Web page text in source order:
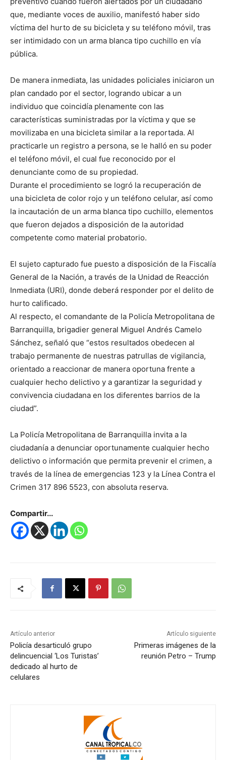
que, mediante voces de auxilio, manifestó haber sido
víctima del hurto de su bicicleta y su teléfono móvil, tras
ser intimidado con un arma blanca tipo cuchillo en vía
pública.
De manera inmediata, las unidades policiales iniciaron un
plan candado por el sector, logrando ubicar a un
individuo que coincidía plenamente con las
características suministradas por la víctima y que se
movilizaba en una bicicleta similar a la reportada. Al
practicarle un registro a persona, se le halló en su poder
el teléfono móvil, el cual fue reconocido por el
denunciante como de su propiedad.
Durante el procedimiento se logró la recuperación de
una bicicleta de color rojo y un teléfono celular, así como
la incautación de un arma blanca tipo cuchillo, elementos
que fueron dejados a disposición de la autoridad
competente como material probatorio.
El sujeto capturado fue puesto a disposición de la Fiscalía
General de la Nación, a través de la Unidad de Reacción
Inmediata (URI), donde deberá responder por el delito de
hurto calificado.
Al respecto, el comandante de la Policía Metropolitana de
Barranquilla, brigadier general Miguel Andrés Camelo
Sánchez, señaló que “estos resultados obedecen al
trabajo permanente de nuestras patrullas de vigilancia,
orientado a reaccionar de manera oportuna frente a
cualquier hecho delictivo y a garantizar la seguridad y
convivencia ciudadana en los diferentes barrios de la
ciudad”.
La Policía Metropolitana de Barranquilla invita a la
ciudadanía a denunciar oportunamente cualquier hecho
delictivo o información que permita prevenir el crimen, a
través de la línea de emergencias 123 y la Línea Contra el
Crimen 317 896 5523, con absoluta reserva.
Compartir...
Artículo anterior
Policía desarticuló grupo
delincuencial ‘Los Turistas’
dedicado al hurto de
celulares
Artículo siguiente
Primeras imágenes de la
reunión Petro – Trump